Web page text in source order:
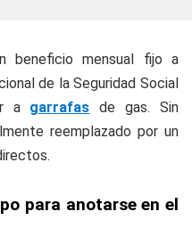
beneficio mensual fijo a
de la Seguridad Social
a garrafas de gas. Sin
reemplazado por un
para anotarse en el